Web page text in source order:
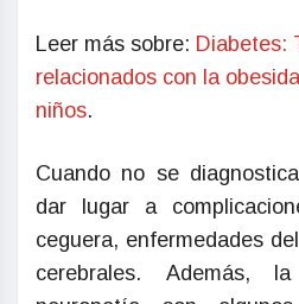
Leer más sobre: Diabetes:
relacionados con la
niños.
Cuando no se
dar lugar a
ceguera, enfermedades
cerebrales. Además,